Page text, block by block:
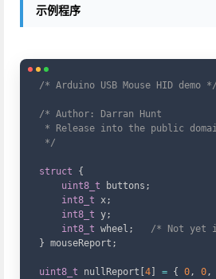
示例程序
/* Arduino USB Mouse HID demo */
/* Author: Darran Hunt
* Release into the public
*/
struct
{
uint8_t buttons ;
int8_t x;
int8_t y;
int8_t wheel ;
/* Not yet
} mouseReport ;
uint8_t nullReport 4 = { 0, 0,